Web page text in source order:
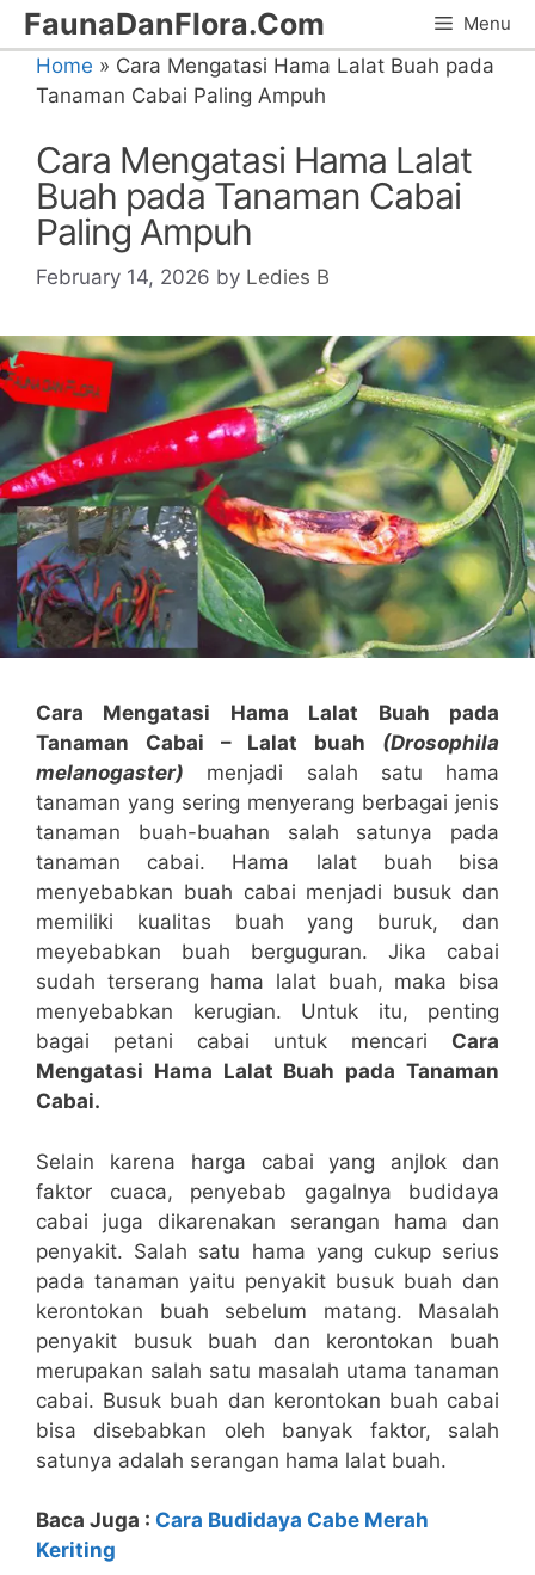
Skip
to
content
FaunaDanFlora.Com Menu
Home » Cara Mengatasi Hama Lalat Buah pada
Tanaman Cabai Paling Ampuh
Cara Mengatasi Hama Lalat
Buah pada Tanaman Cabai
Paling Ampuh
February 14, 2026 by Ledies B
Cara Mengatasi Hama Lalat Buah pada
Tanaman Cabai – Lalat buah (Drosophila
melanogaster) menjadi salah satu hama
tanaman yang sering menyerang berbagai jenis
tanaman buah-buahan salah satunya pada
tanaman cabai. Hama lalat buah bisa
menyebabkan buah cabai menjadi busuk dan
memiliki kualitas buah yang buruk, dan
meyebabkan buah berguguran. Jika cabai
sudah terserang hama lalat buah, maka bisa
menyebabkan kerugian. Untuk itu, penting
bagai petani cabai untuk mencari Cara
Mengatasi Hama Lalat Buah pada Tanaman
Cabai.
Selain karena harga cabai yang anjlok dan
faktor cuaca, penyebab gagalnya budidaya
cabai juga dikarenakan serangan hama dan
penyakit. Salah satu hama yang cukup serius
pada tanaman yaitu penyakit busuk buah dan
kerontokan buah sebelum matang. Masalah
penyakit busuk buah dan kerontokan buah
merupakan salah satu masalah utama tanaman
cabai. Busuk buah dan kerontokan buah cabai
bisa disebabkan oleh banyak faktor, salah
satunya adalah serangan hama lalat buah.
Baca Juga : Cara Budidaya Cabe Merah
Keriting